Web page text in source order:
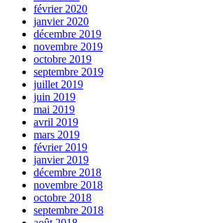
février 2020
janvier 2020
décembre 2019
novembre 2019
octobre 2019
septembre 2019
juillet 2019
juin 2019
mai 2019
avril 2019
mars 2019
février 2019
janvier 2019
décembre 2018
novembre 2018
octobre 2018
septembre 2018